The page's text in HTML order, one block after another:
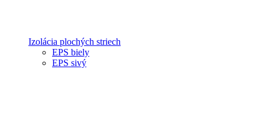
Izolácia plochých striech
EPS biely
EPS sivý